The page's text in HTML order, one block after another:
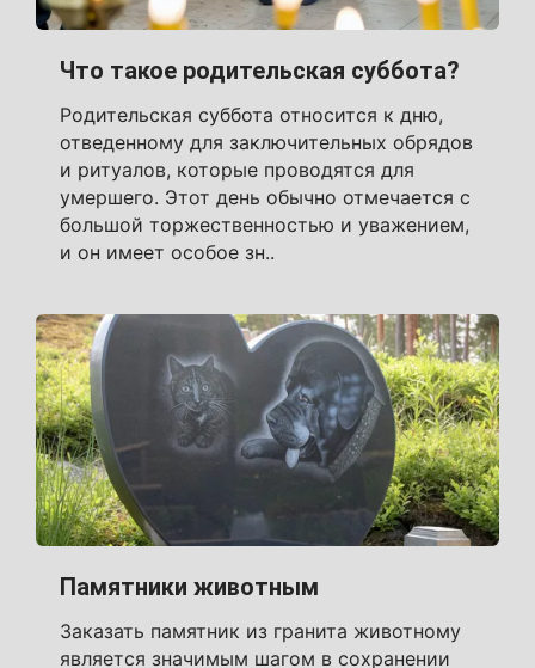
Что такое родительская суббота?
Родительская суббота относится к дню,
отведенному для заключительных обрядов
и ритуалов, которые проводятся для
умершего. Этот день обычно отмечается с
большой торжественностью и уважением,
и он имеет особое зн..
Памятники животным
Заказать памятник из гранита животному
является значимым шагом в сохранении